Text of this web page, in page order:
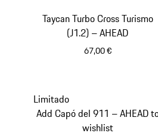
Taycan Turbo Cross Turismo
(J1.2) – AHEAD
67,00 €
Limitado
Add Capó del 911 – AHEAD
wishlist